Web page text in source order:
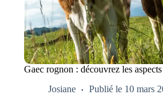
Gaec rognon : découvrez les
Josiane
Publié le 10 mars